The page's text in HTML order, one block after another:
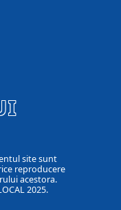
site sunt
reproducere
acestora.
2025.